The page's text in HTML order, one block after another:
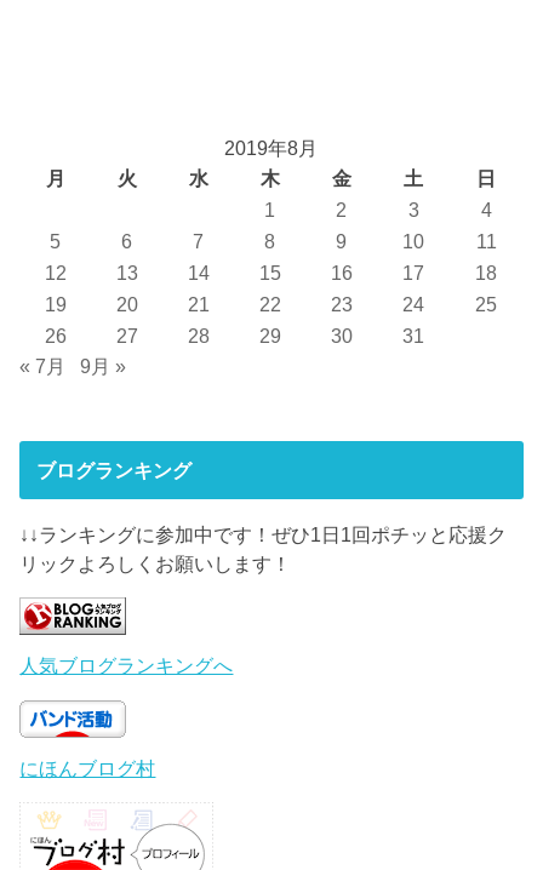
2019年8月
月
火 水 木 金 土
日
1
2 3
4
5
6 7 8 9 10
11
12
13 14 15 16 17
18
19
20 21 22 23 24
25
26
27 28 29 30
31
« 7月
9月 »
ブログランキング
↓↓ランキングに参加中です！ぜひ1日1回ポチッと応援ク
リックよろしくお願いします！
人気ブログランキングへ
にほんブログ村